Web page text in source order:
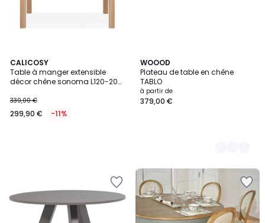
CALICOSY
Table à manger extensible
décor chêne sonoma L120-200
339,00 €
299,90 € -11%
WOOOD
Plateau de table en chêne
TABLO
à partir de
379,00 €
4
Couleurs